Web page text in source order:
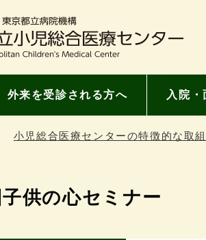
外来を受診される方へ 入院
小児総合医療センターの特徴的な取組
供の心セミナー